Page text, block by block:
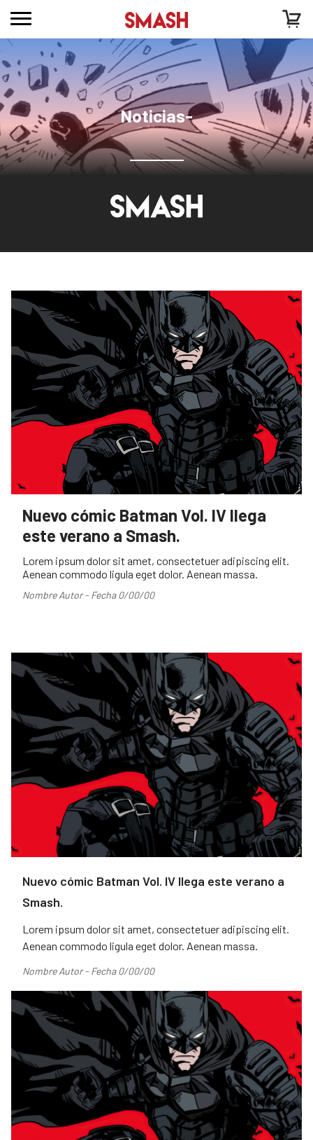
Noticias-
Nuevo cómic Batman Vol. IV llega
este verano a Smash.
Lorem ipsum dolor sit amet, consectetuer adipiscing elit.
Aenean commodo ligula eget dolor. Aenean massa.
Nombre Autor - Fecha 0/00/00
Nuevo cómic Batman Vol. IV llega este verano a
Smash.
Lorem ipsum dolor sit amet, consectetuer adipiscing elit.
Aenean commodo ligula eget dolor. Aenean massa.
Nombre Autor - Fecha 0/00/00